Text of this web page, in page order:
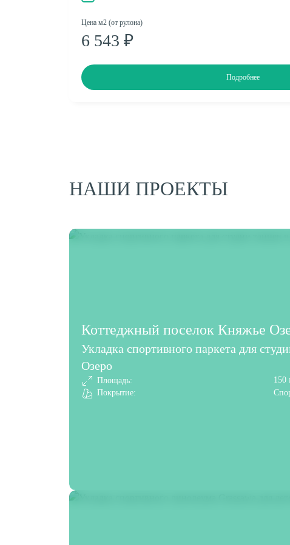
Цена м2 (от рулона)
6 543 ₽
Подробнее
НАШИ ПРОЕКТЫ
Коттеджный поселок Княжье
Укладка спортивного паркета для
Озеро
Площадь:
150
Покрытие: